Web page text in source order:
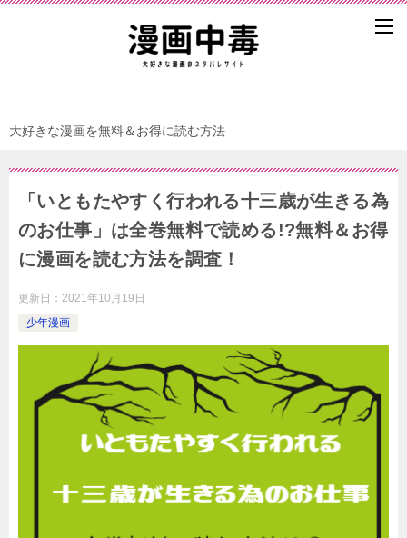
大好きな漫画を無料＆お得に読む方法
「いともたやすく行われる十三歳が生きる為
のお仕事」は全巻無料で読める!?無料＆お得
に漫画を読む⽅法を調査！
更新日： 2021年10月19日
少年漫画